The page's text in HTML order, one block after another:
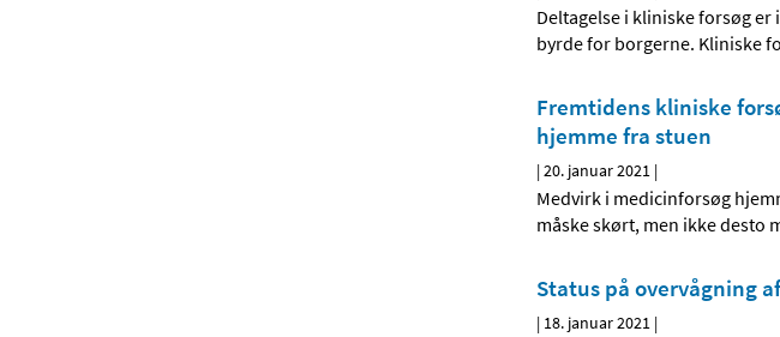
Deltagelse i kliniske forsøg
byrde for borgerne. Kliniske
Fremtidens kliniske
hjemme fra stuen
|20. januar 2021 |
Medvirk i medicinforsøg
måske skørt, men ikke desto
Status på overvågning
| 18. januar 2021 |